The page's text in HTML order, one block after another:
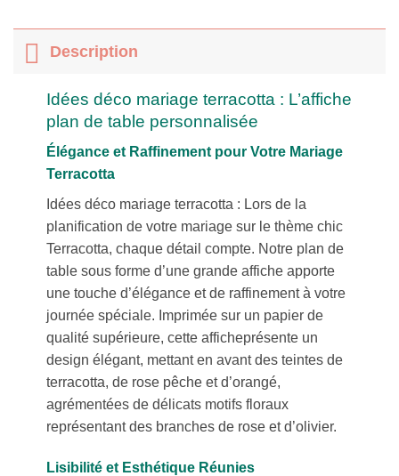
Description
Idées déco mariage terracotta : L’affiche
plan de table personnalisée
Élégance et Raffinement pour Votre Mariage
Terracotta
Idées déco mariage terracotta : Lors de la
planification de votre mariage sur le thème chic
Terracotta, chaque détail compte. Notre plan de
table sous forme d’une grande affiche apporte
une touche d’élégance et de raffinement à votre
journée spéciale. Imprimée sur un papier de
qualité supérieure, cette afficheprésente un
design élégant, mettant en avant des teintes de
terracotta, de rose pêche et d’orangé,
agrémentées de délicats motifs floraux
représentant des branches de rose et d’olivier.
Lisibilité et Esthétique Réunies